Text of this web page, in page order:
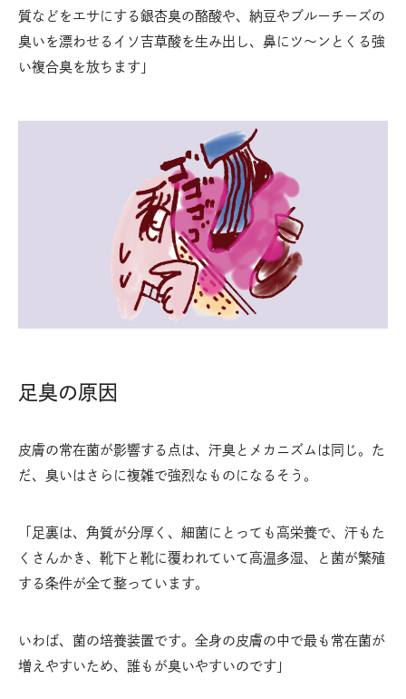
質などをエサにする銀杏臭の酪酸や、納豆やブルーチーズの
臭いを漂わせるイソ吉草酸を生み出し、鼻にツ〜ンとくる強
い複合臭を放ちます」
足臭の原因
皮膚の常在菌が影響する点は、汗臭とメカニズムは同じ。た
だ、臭いはさらに複雑で強烈なものになるそう。
「足裏は、角質が分厚く、細菌にとっても高栄養で、汗もた
くさんかき、靴下と靴に覆われていて高温多湿、と菌が繁殖
する条件が全て整っています。
いわば、菌の培養装置です。全身の皮膚の中で最も常在菌が
増えやすいため、誰もが臭いやすいのです」